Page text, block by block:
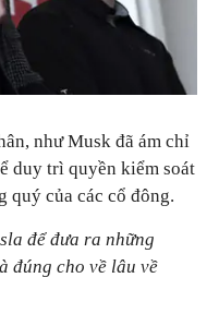
như Musk đã ám chỉ
duy trì quyền kiểm soát
quý của các cổ đông.
để đưa ra những
đúng cho về lâu về